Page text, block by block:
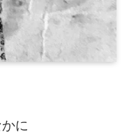
に